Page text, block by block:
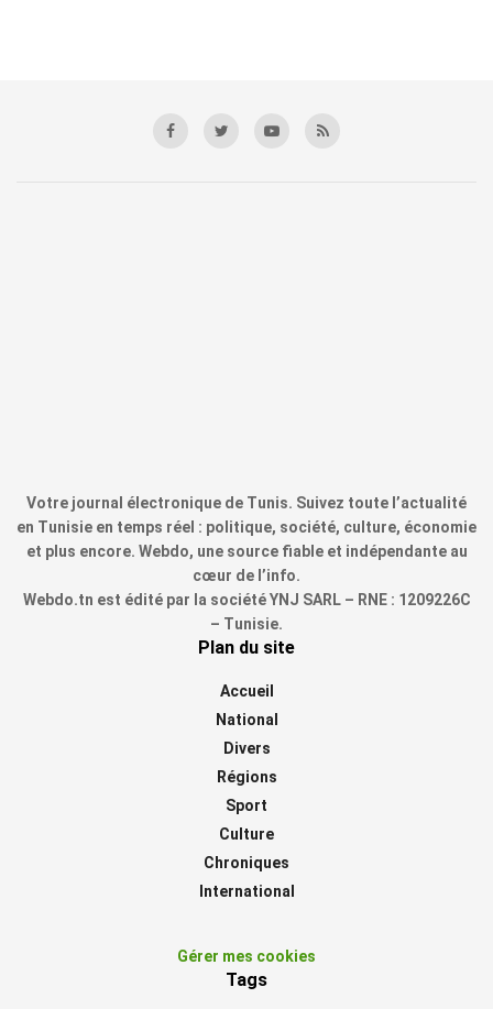
Votre journal électronique de Tunis. Suivez toute l’actualité
en Tunisie en temps réel : politique, société, culture, économie
et plus encore. Webdo, une source fiable et indépendante au
cœur de l’info.
Webdo.tn est édité par la société YNJ SARL – RNE : 1209226C
– Tunisie.
Plan du site
Accueil
National
Divers
Régions
Sport
Culture
Chroniques
International
Gérer mes cookies
Tags